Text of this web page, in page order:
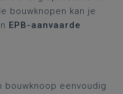
bouwknopen kan je
EPB-aanvaarde
bouwknoop eenvoudig